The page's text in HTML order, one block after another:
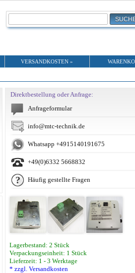
VERSANDKOSTEN »
Direktbestellung oder Anfrage:
Anfrageformular
info@mtc-technik.de
Whatsapp +4915140191675
+49(0)6332 5668832
Häufig gestellte Fragen
Lagerbestand: 2 Stück
Verpackungseinheit: 1 Stück
Lieferzeit: 1 - 3 Werktage
* zzgl. Versandkosten